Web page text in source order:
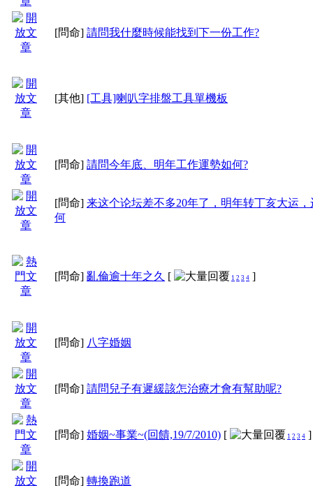
[問命] 請問我什麼時候能找到下一份工作?
[其他] [工具]喇叭字排盤工具單機板
[問命] 請問今年底、明年工作運勢如何?
[問命] 来这个论坛差不多20年了，明年转丁亥大运，
何
[問命] 亂倫逾十年之久 [ 1 2 3 4 ]
[問命] 八字婚姻
[問命] 請問兒子有遲緩該怎治療才會有幫助呢?
[問命] 婚姻~事業~(回饋,19/7/2010) [ 1 2 3 4 ]
[問命] 轉換跑道